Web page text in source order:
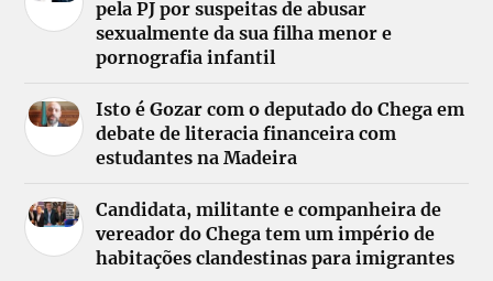
pela PJ por suspeitas de abusar
sexualmente da sua filha menor e
pornografia infantil
Isto é Gozar com o deputado do Chega em
debate de literacia financeira com
estudantes na Madeira
Candidata, militante e companheira de
vereador do Chega tem um império de
habitações clandestinas para imigrantes